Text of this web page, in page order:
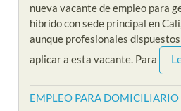
nueva vacante de empleo para
hibrido con sede principal en
aunque profesionales
aplicar a esta vacante. Para
EMPLEO PARA DOMICILIARIO